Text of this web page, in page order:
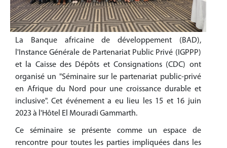
La Banque africaine de développement (BAD),
l'Instance Générale de Partenariat Public Privé (IGPPP)
et la Caisse des Dépôts et Consignations (CDC) ont
organisé un "Séminaire sur le partenariat public-privé
en Afrique du Nord pour une croissance durable et
inclusive". Cet événement a eu lieu les 15 et 16 juin
2023 à l'Hôtel El Mouradi Gammarth.
Ce séminaire se présente comme un espace de
rencontre pour toutes les parties impliquées dans les